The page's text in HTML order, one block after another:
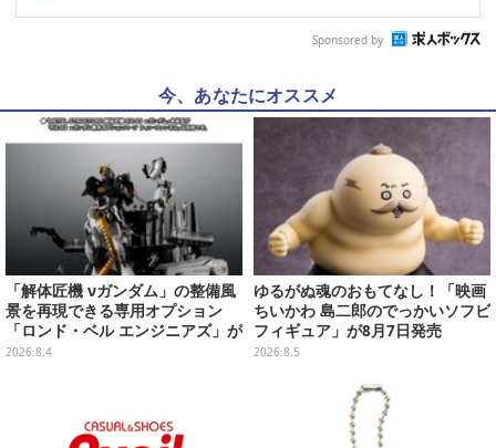
Sponsored by
今、あなたにオススメ
「解体匠機 νガンダム」の整備風
景を再現できる専用オプション
「ロンド・ベル エンジニアズ」が
抽選販売！応募期間は8月16日23
2026.8.4
ゆるがぬ魂のおもてなし！「映画
ちいかわ 島二郎のでっかいソフビ
フィギュア」が8月7日発売
2026.8.5